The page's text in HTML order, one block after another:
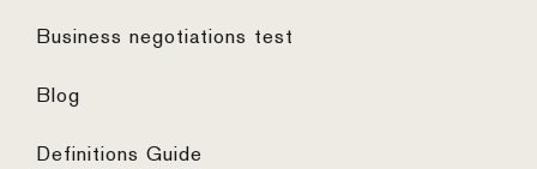
Business negotiations test
Blog
Definitions Guide